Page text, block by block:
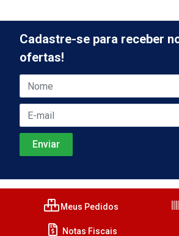
Cadastre-se para receber
ofertas!
Meus Pedidos
Notas Fiscais